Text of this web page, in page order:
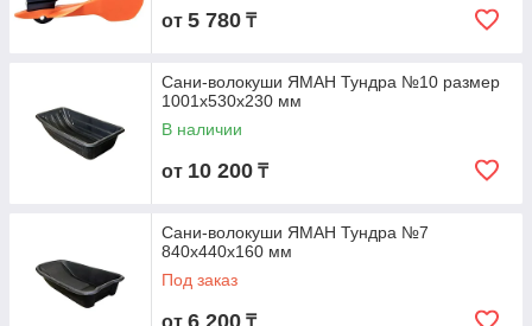
от 5 780 ₸
Сани-волокуши ЯМАН Тундра №10 размер
1001х530х230 мм
В наличии
от 10 200 ₸
Сани-волокуши ЯМАН Тундра №7
840х440х160 мм
Под заказ
от 6 200 ₸